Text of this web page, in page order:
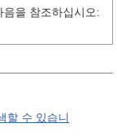
을 참조하십시오:
할 수 있습니